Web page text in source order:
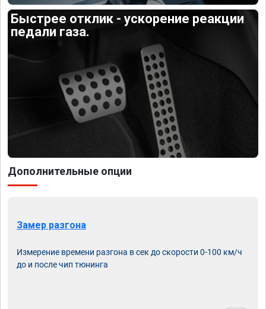
Быстрее отклик - ускорение реакции
педали газа.
Дополнительные опции
Замер разгона
Измерение времени разгона в сек до скорости 0-100 км/ч
до и после чип тюнинга